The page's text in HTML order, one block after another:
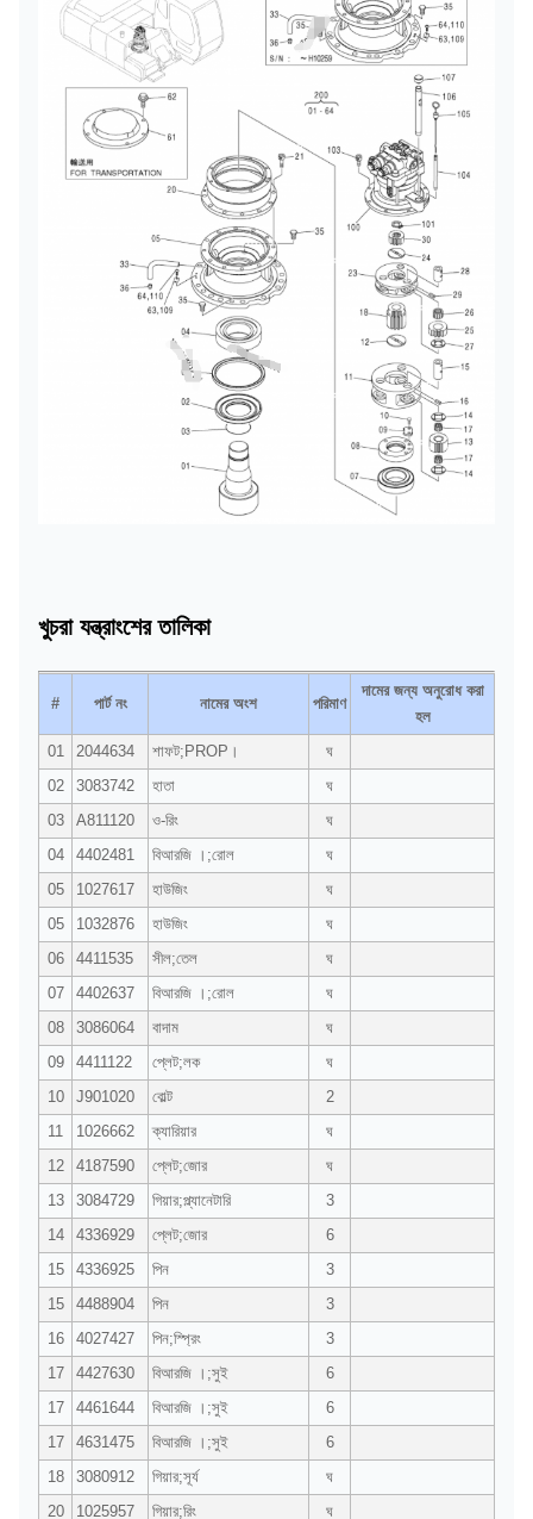
খুচরা যন্ত্রাংশের তালিকা
# পার্ট নং নামের অংশ পরিমাণ
দামের জন্য অনুরোধ করা
হল
01
2044634 শাফট;PROP।
ঘ
02
3083742 হাতা
ঘ
03
A811120 ও-রিং
ঘ
04
4402481 বিআরজি ।;রোল
ঘ
05
1027617 হাউজিং
ঘ
05
1032876 হাউজিং
ঘ
06
4411535 সীল;তেল
ঘ
07
4402637 বিআরজি ।;রোল
ঘ
08
3086064 বাদাম
ঘ
09
4411122 প্লেট;লক
ঘ
10
J901020 বোল্ট
2
11
1026662 ক্যারিয়ার
ঘ
12
4187590 প্লেট;জোর
ঘ
13
3084729 গিয়ার;প্ল্যানেটারি
3
14
4336929 প্লেট;জোর
6
15
4336925 পিন
3
15
4488904 পিন
3
16
4027427 পিন;স্প্রিং
3
17
4427630 বিআরজি ।;সুই
6
17
4461644 বিআরজি ।;সুই
6
17
4631475 বিআরজি ।;সুই
6
18
3080912 গিয়ার;সূর্য
ঘ
20
1025957 গিয়ার;রিং ঘ